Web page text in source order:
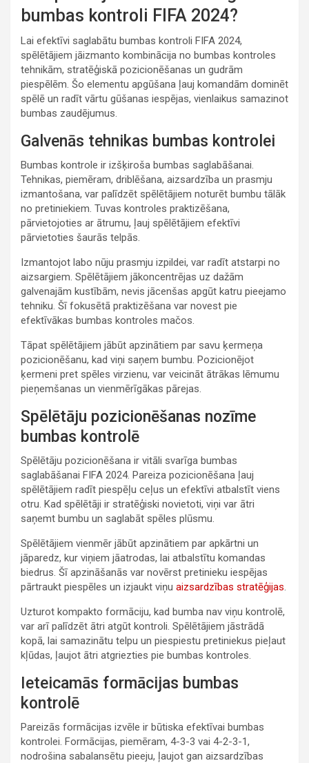
bumbas kontroli FIFA 2024?
Lai efektīvi saglabātu bumbas kontroli FIFA 2024,
spēlētājiem jāizmanto kombinācija no bumbas kontroles
tehnikām, stratēģiskā pozicionēšanas un gudrām
piespēlēm. Šo elementu apgūšana ļauj komandām dominēt
spēlē un radīt vārtu gūšanas iespējas, vienlaikus samazinot
bumbas zaudējumus.
Galvenās tehnikas bumbas kontrolei
Bumbas kontrole ir izšķiroša bumbas saglabāšanai.
Tehnikas, piemēram, driblēšana, aizsardzība un prasmju
izmantošana, var palīdzēt spēlētājiem noturēt bumbu tālāk
no pretiniekiem. Tuvas kontroles praktizēšana,
pārvietojoties ar ātrumu, ļauj spēlētājiem efektīvi
pārvietoties šaurās telpās.
Izmantojot labo nūju prasmju izpildei, var radīt atstarpi no
aizsargiem. Spēlētājiem jākoncentrējas uz dažām
galvenajām kustībām, nevis jācenšas apgūt katru pieejamo
tehniku. Šī fokusētā praktizēšana var novest pie
efektīvākas bumbas kontroles mačos.
Tāpat spēlētājiem jābūt apzinātiem par savu ķermeņa
pozicionēšanu, kad viņi saņem bumbu. Pozicionējot
ķermeni pret spēles virzienu, var veicināt ātrākas lēmumu
pieņemšanas un vienmērīgākas pārejas.
Spēlētāju pozicionēšanas nozīme
bumbas kontrolē
Spēlētāju pozicionēšana ir vitāli svarīga bumbas
saglabāšanai FIFA 2024. Pareiza pozicionēšana ļauj
spēlētājiem radīt piespēļu ceļus un efektīvi atbalstīt viens
otru. Kad spēlētāji ir stratēģiski novietoti, viņi var ātri
saņemt bumbu un saglabāt spēles plūsmu.
Spēlētājiem vienmēr jābūt apzinātiem par apkārtni un
jāparedz, kur viņiem jāatrodas, lai atbalstītu komandas
biedrus. Šī apzināšanās var novērst pretinieku iespējas
pārtraukt piespēles un izjaukt viņu aizsardzības stratēģijas.
Uzturot kompakto formāciju, kad bumba nav viņu kontrolē,
var arī palīdzēt ātri atgūt kontroli. Spēlētājiem jāstrādā
kopā, lai samazinātu telpu un piespiestu pretiniekus pieļaut
kļūdas, ļaujot ātri atgriezties pie bumbas kontroles.
Ieteicamās formācijas bumbas
kontrolē
Pareizās formācijas izvēle ir būtiska efektīvai bumbas
kontrolei. Formācijas, piemēram, 4-3-3 vai 4-2-3-1,
nodrošina sabalansētu pieeju, ļaujot gan aizsardzības